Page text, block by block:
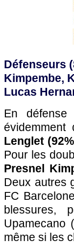
Défenseurs
Kimpembe,
Lucas
En défense
Lenglet
Pour les
Presnel
Deux autres
FC
blessures,
Upamecano
même si les